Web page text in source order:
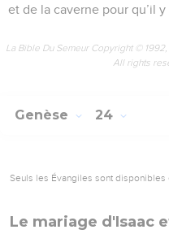
et de la caverne pour qu’il y
La Bible Du Semeur Copyright ©
All rights
Genèse 24
Seuls les Évangiles sont disponibles
Le mariage d'Isaac